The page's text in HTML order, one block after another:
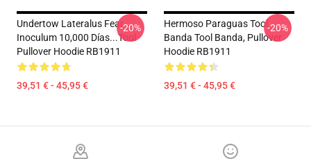
Undertow Lateralus Fear
Inoculum 10,000 Días...tool
Pullover Hoodie RB1911
39,51 € - 45,95 €
-20%
Hermoso Paraguas Tool
Banda Tool Banda, Pullover
Hoodie RB1911
39,51 € - 45,95 €
-20%